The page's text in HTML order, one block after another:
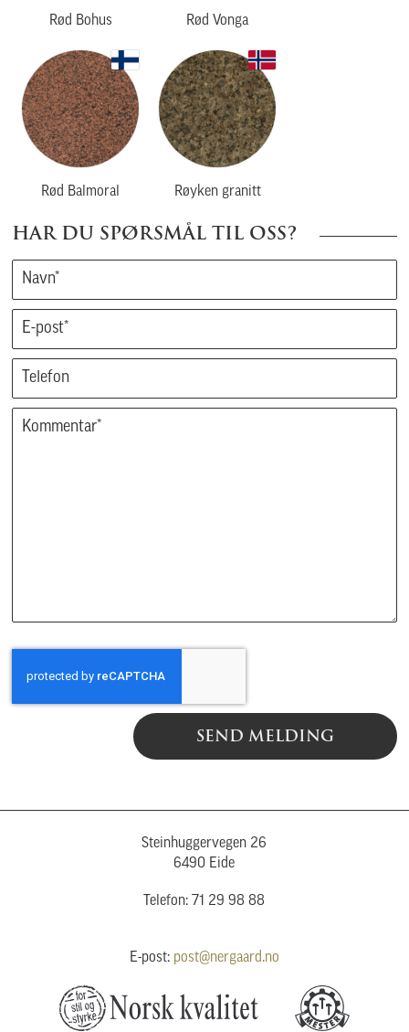
Rød Bohus Rød Vonga
Rød Balmoral Røyken granitt
HAR DU SPØRSMÅL TIL OSS?
SEND MELDING
Steinhuggervegen 26
6490 Eide
Telefon: 71 29 98 88
E-post: post@nergaard.no